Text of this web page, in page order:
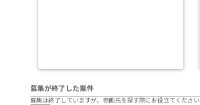
募集が終了した案件
募集は終了していますが、参画先を探す際にお役立てください